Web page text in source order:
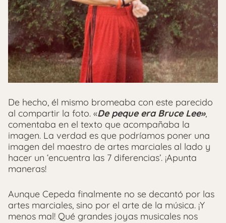
De hecho, él mismo bromeaba con este parecido
al compartir la foto. «De peque era Bruce Lee»,
comentaba en el texto que acompañaba la
imagen. La verdad es que podríamos poner una
imagen del maestro de artes marciales al lado y
hacer un ‘encuentra las 7 diferencias’. ¡Apunta
maneras!
Aunque Cepeda finalmente no se decantó por las
artes marciales, sino por el arte de la música. ¡Y
menos mal! Qué grandes joyas musicales nos